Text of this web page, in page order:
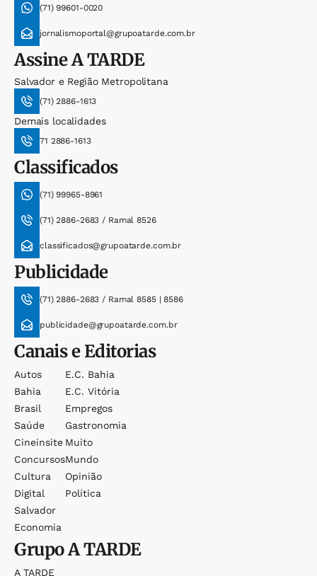
(71) 99601-0020
jornalismoportal@grupoatarde.com.br
AssineA TARDE
Salvador e Região Metropolitana
(71) 2886-1613
Demais localidades
71 2886-1613
Classificados
(71) 99965-8961
(71) 2886-2683 / Ramal 8526
classificados@grupoatarde.com.br
Publicidade
(71) 2886-2683 / Ramal 8585 | 8586
publicidade@grupoatarde.com.br
Canais e Editorias
Autos
Bahia
Brasil
Saúde
Cineinsite
Concursos
Cultura
Digital
Salvador
Economia
E.c. Bahia
E.c. Vitória
Empregos
Gastronomia
Muito
Mundo
Opinião
Política
GrupoA TARDE
A TARDE